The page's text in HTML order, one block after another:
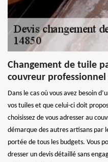
Changement de tuile
couvreur
Dans le cas où vous avez besoin
vos tuiles et que celui-ci doit
choisissez de vous adresser au
démarque des autres artisans par
portée de tous les budgets. Vous
dresser un devis détaillé sans